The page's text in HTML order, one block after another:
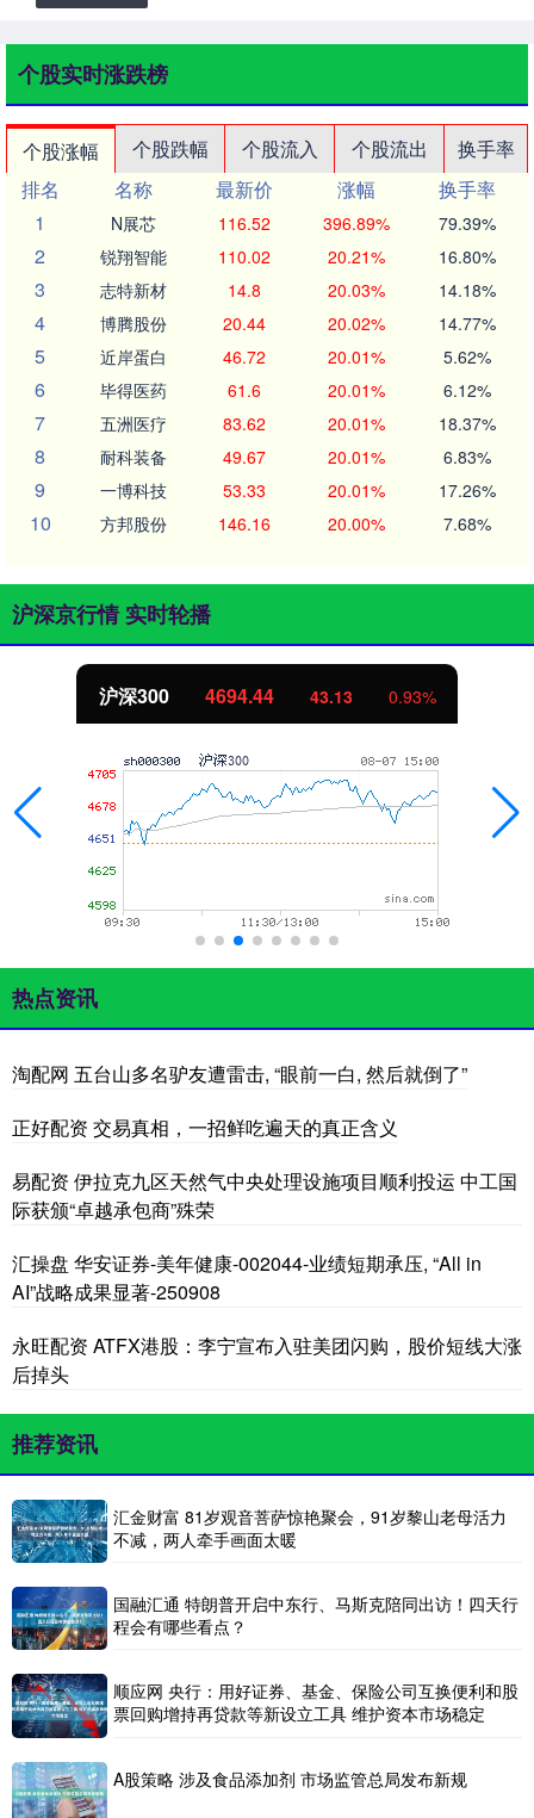
个股实时涨跌榜
个股涨幅 个股跌幅 个股流入 个股流出
换手率
排名
名称 最新价 涨幅
换手率
1
N展芯 116.52 396.89% 79.39%
2 锐翔智能 110.02 20.21% 16.80%
3 志特新材 14.8 20.03% 14.18%
4 博腾股份 20.44 20.02% 14.77%
5 近岸蛋白 46.72 20.01% 5.62%
6 毕得医药 61.6 20.01% 6.12%
7 五洲医疗 83.62 20.01% 18.37%
8 耐科装备 49.67 20.01% 6.83%
9 一博科技 53.33 20.01% 17.26%
10 方邦股份 146.16 20.00% 7.68%
沪深京行情 实时轮播
北证50 1134.24 11.37 1.01%
热点资讯
淘配网 五台山多名驴友遭雷击, “眼前一白, 然后就倒了”
正好配资 交易真相，一招鲜吃遍天的真正含义
易配资 伊拉克九区天然气中央处理设施项目顺利投运 中工国
际获颁“卓越承包商”殊荣
汇操盘 华安证券-美年健康-002044-业绩短期承压, “All in
AI”战略成果显著-250908
永旺配资 ATFX港股：李宁宣布入驻美团闪购，股价短线大涨
后掉头
推荐资讯
汇金财富 81岁观音菩萨惊艳聚会，91岁黎山老母活力
不减，两人牵手画面太暖
国融汇通 特朗普开启中东行、马斯克陪同出访！四天行
程会有哪些看点？
顺应网 央行：用好证券、基金、保险公司互换便利和股
票回购增持再贷款等新设立工具 维护资本市场稳定
A股策略 涉及食品添加剂 市场监管总局发布新规